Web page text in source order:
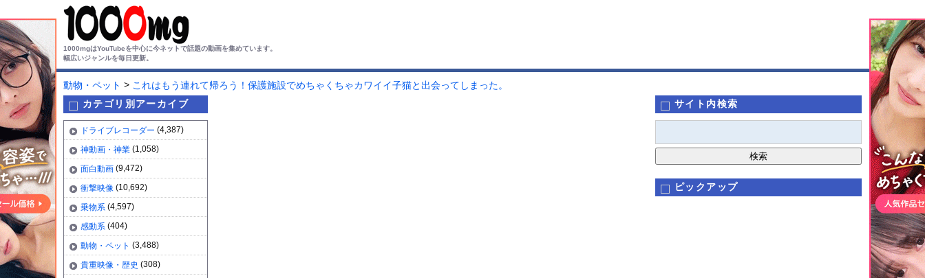
1000mgはYouTubeを中心に今ネットで話題の動画を集めています。
幅広いジャンルを毎日更新。
動物・ペット > これはもう連れて帰ろう！保護施設でめちゃくちゃカワイイ子猫と出会ってしまった。
カテゴリ別アーカイブ
ドライブレコーダー (4,387)
神動画・神業 (1,058)
面白動画 (9,472)
衝撃映像 (10,692)
乗物系 (4,597)
感動系 (404)
動物・ペット (3,488)
貴重映像・歴史 (308)
サイト内検索
ピックアップ